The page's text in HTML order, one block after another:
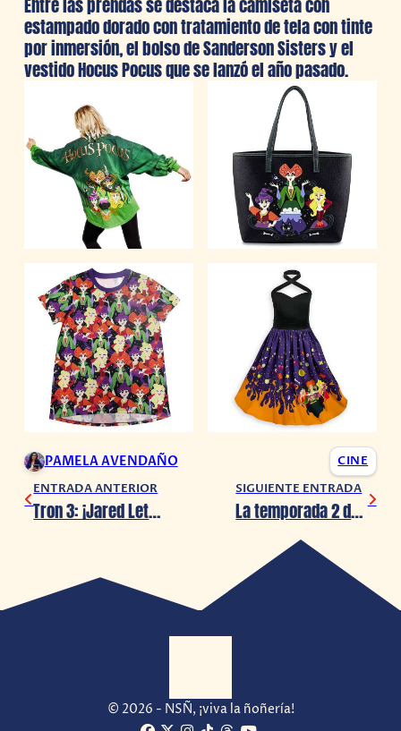
estampado dorado con tratamiento de tela con tinte
por inmersión, el bolso de Sanderson Sisters y el
vestido Hocus Pocus que se lanzó el año pasado.
PAMELA AVENDAÑO
CINE
ENTRADA ANTERIOR
Tron 3: ¡Jared Leto protagonizará la nueva entrega de la franquicia!
SIGUIENTE ENTRADA
La temporada 2 de Miss Kobayashi’s Dragon Maid será producida por Kyoto Animation
© 2026 - NSÑ, ¡viva la ñoñería!